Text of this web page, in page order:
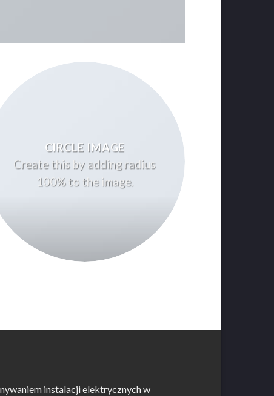
CIRCLE IMAGE
Create this by adding radius
100% to the image.
instalacji elektrycznych w